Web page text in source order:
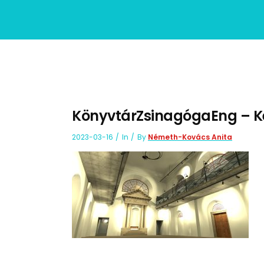
KönyvtárZsinagógaEng –
2023-03-16 In By Németh-Kovács Anita